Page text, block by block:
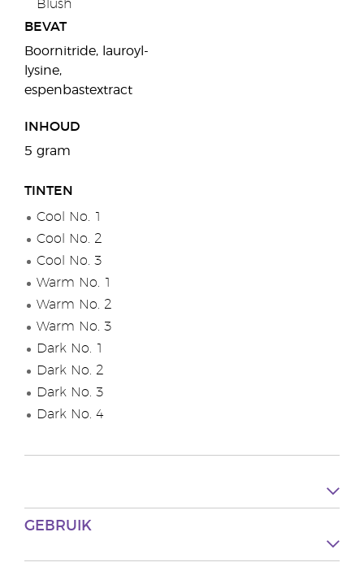
Blush
BEVAT
Boornitride, lauroyl-
lysine,
espenbastextract
INHOUD
5 gram
TINTEN
Cool No. 1
Cool No. 2
Cool No. 3
Warm No. 1
Warm No. 2
Warm No. 3
Dark No. 1
Dark No. 2
Dark No. 3
Dark No. 4
GEBRUIK